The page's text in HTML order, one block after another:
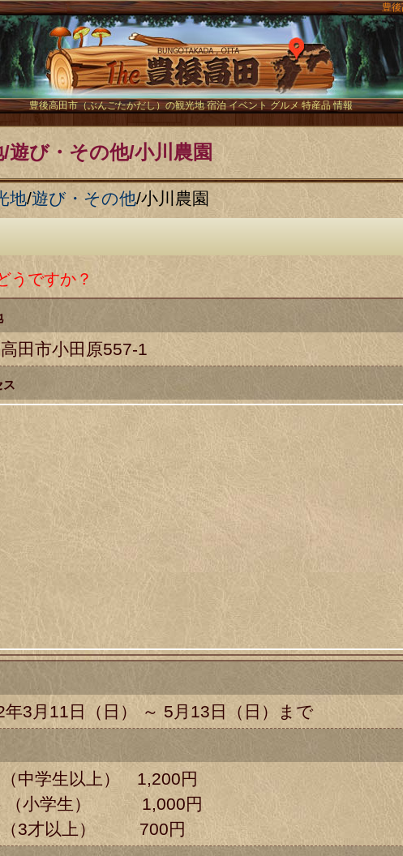
豊
The豊後高
豊後高田市（ぶんごたかだし）の観光地 宿泊 イベント グルメ 特産品 情報
遊び・その他/小川農園
地/遊び・その他/小川農園
うですか？
田市小田原557-1
ス
年3月11日（日） ～ 5月13日（日）まで
中学生以上） 1,200円
（小学生） 1,000円
（3才以上） 700円